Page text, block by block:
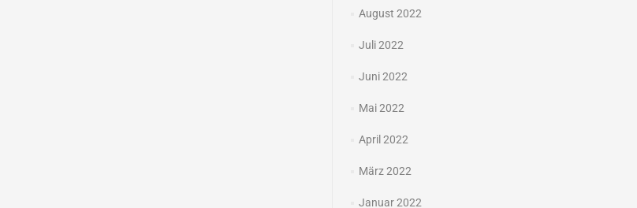
August 2022
Juli 2022
Juni 2022
Mai 2022
April 2022
März 2022
Januar 2022